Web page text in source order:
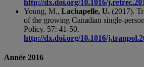
http://dx.doi.org/10.1016/
Young, M., Lachapelle, U. (2017).
of the growing Canadian single-
Policy. 57: 41-50.
http://dx.doi.org/10.1016/
Année 2016